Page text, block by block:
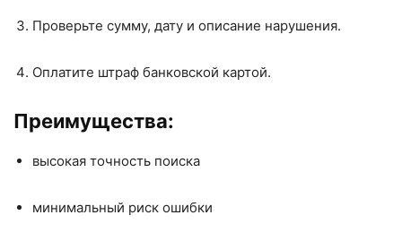
Проверьте сумму, дату и описание нарушения.
Оплатите штраф банковской картой.
Преимущества:
высокая точность поиска
минимальный риск ошибки